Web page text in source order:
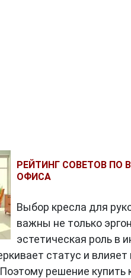
РЕЙТИНГ СОВЕТОВ ПО
ОФИСА
Выбор кресла для
важны не только
эстетическая роль в
статус и
решение